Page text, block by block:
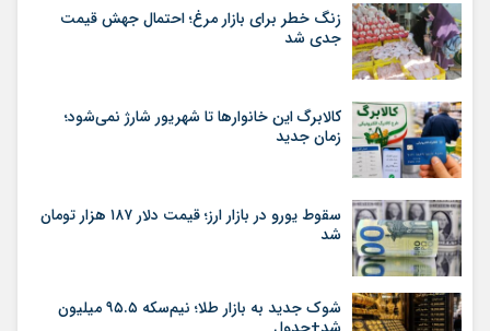
زنگ خطر برای بازار مرغ؛ احتمال جهش قیمت
جدی شد
کالابرگ این خانوارها تا شهریور شارژ نمی‌شود؛
زمان جدید
سقوط یورو در بازار ارز؛ قیمت دلار ۱۸۷ هزار تومان
شد
شوک جدید به بازار طلا؛ نیم‌سکه ۹۵.۵ میلیون